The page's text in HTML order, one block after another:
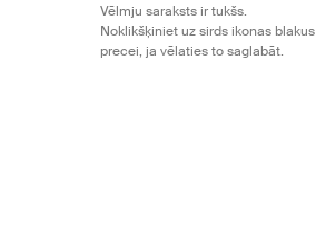
Vēlmju saraksts ir tukšs.
Noklikšķiniet uz sirds ikonas blakus
precei, ja vēlaties to saglabāt.